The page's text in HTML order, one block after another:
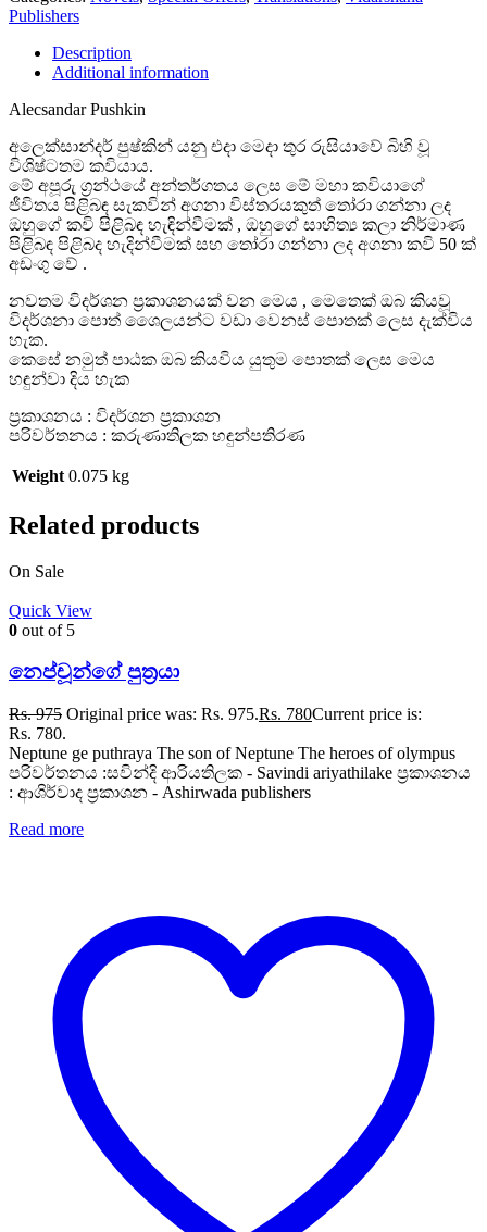
Publishers
Description
Additional information
Alecsandar Pushkin
අලෙක්සාන්දර් පුෂ්කින් යනු එදා මෙදා තුර රුසියාවේ බිහි වූ
විශිෂ්ටතම කවියාය.
මේ අපූරු ග්‍රන්ථයේ අන්තර්ගතය ලෙස මේ මහා කවියාගේ
ජීවිතය පිළිබඳ සැකවින් අගනා විස්තරයකුත් තෝරා ගන්නා ලද
ඔහුගේ කවි පිළිබඳ හැඳින්වීමක් , ඔහුගේ සාහිත්‍ය කලා නිර්මාණ
පිළිබඳ පිළිබද හැදින්වීමක් සහ තෝරා ගන්නා ලද අගනා කවි 50 ක්
අඩංගු වේ .
නවතම විදර්ශන ප්‍රකාශනයක් වන මෙය , මෙතෙක් ඔබ කියවූ
විදර්ශනා පොත් ශෛලයන්ට වඩා වෙනස් පොතක් ලෙස දැක්විය
හැක.
කෙසේ නමුත් පාඨක ඔබ කියවිය යුතුම පොතක් ලෙස මෙය
හඳුන්වා දිය හැක
ප්‍රකාශනය : විදර්ශන ප්‍රකාශන
පරිවර්තනය : කරුණාතිලක හඳුන්පතිරණ
Weight 0.075 kg
Related products
On Sale
Quick View
0 out of 5
නෙප්චූන්ගේ පුත්‍රයා
Rs.975 Original price was: Rs. 975.Rs. 780Current price is:
Rs. 780.
Neptune ge puthraya The son of Neptune The heroes of olympus
පරිවර්තනය :සවින්දි ආරියතිලක - Savindi ariyathilake ප්‍රකාශනය
: ආශිර්වාද ප්‍රකාශන - Ashirwada publishers
Read more